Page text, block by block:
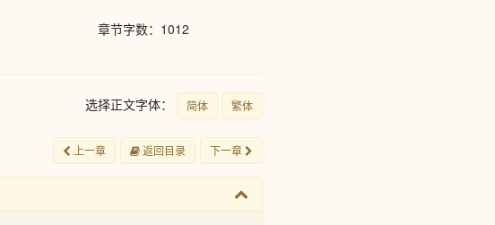
章节字数：1012
选择正文字体： 简体 繁体
上一章 返回目录 下一章